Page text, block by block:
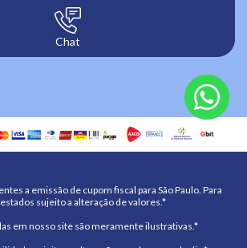
Chat
a emissão de cupom fiscal para São Paulo. Para
sujeito a alteração de valores.*
em nosso site são meramente ilustrativas.*